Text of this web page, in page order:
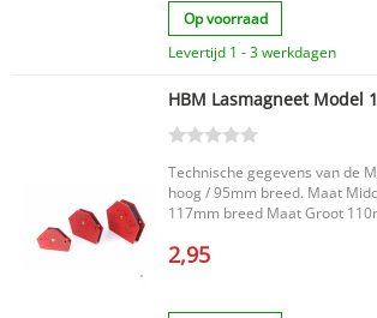
Op voorraad
Levertijd 1 - 3 werkdagen
HBM Lasmagneet Model 1
Technische gegevens van de Maat Klein 65mm
hoog / 95mm breed. Maat Middel 90mm hoog /
117mm breed Maat Groot 110mm hoog /
2,95